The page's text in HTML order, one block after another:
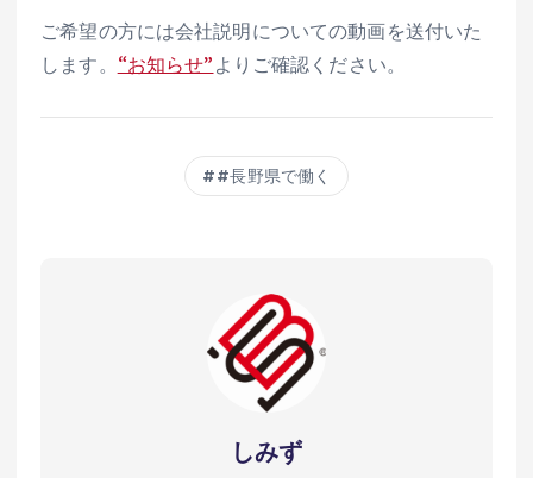
ご希望の方には会社説明についての動画を送付いた
します。 “お知らせ” よりご確認ください。
#長野県で働く
しみず